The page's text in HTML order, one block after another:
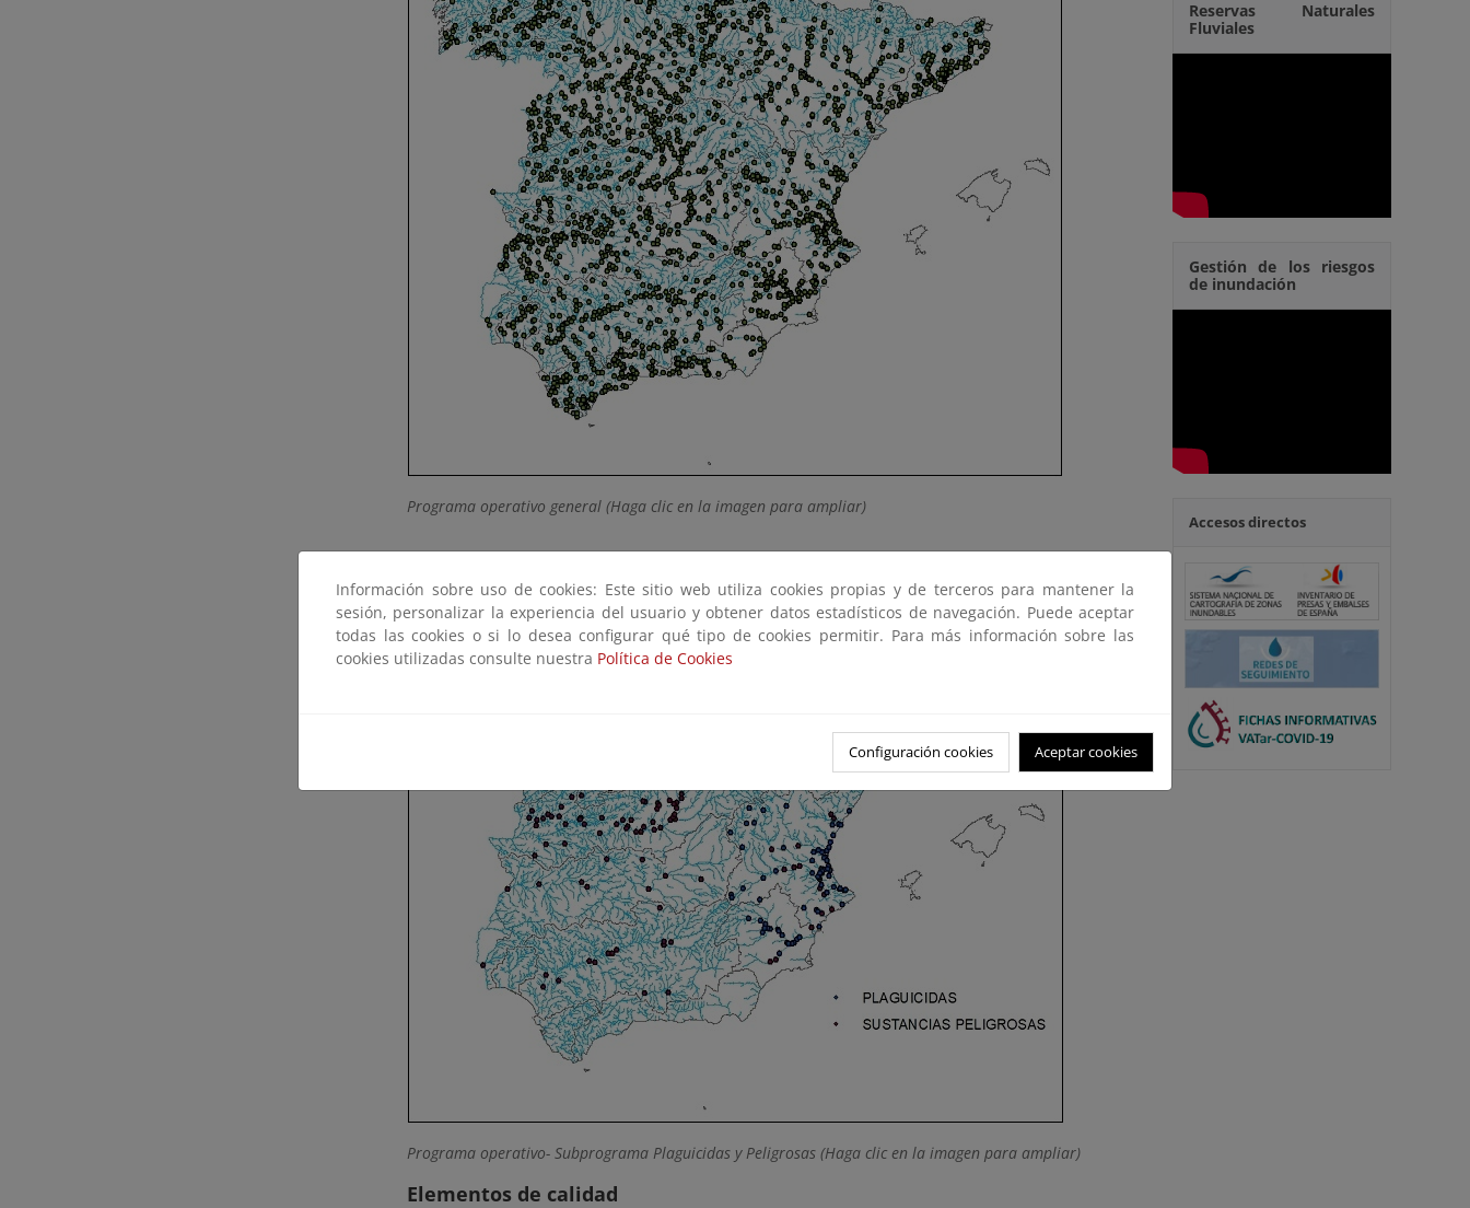
Programa operativo general (Haga clic en la imagen para ampliar)
Programa operativo- Subprograma Plaguicidas y Peligrosas (Haga clic en la imagen para ampliar)
Elementos de calidad
Reservas Naturales
Fluviales
Gestión de los riesgos
de inundación
Accesos directos
Información sobre uso de cookies: Este sitio web utiliza cookies propias y de terceros para mantener la
sesión, personalizar la experiencia del usuario y obtener datos estadísticos de navegación. Puede aceptar
todas las cookies o si lo desea configurar qué tipo de cookies permitir. Para más información sobre las
cookies utilizadas consulte nuestra Política de Cookies
Configuración cookies Aceptar cookies